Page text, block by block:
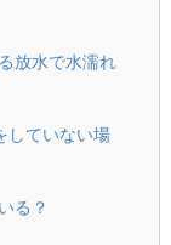
放水で水濡れ
していない場
る？